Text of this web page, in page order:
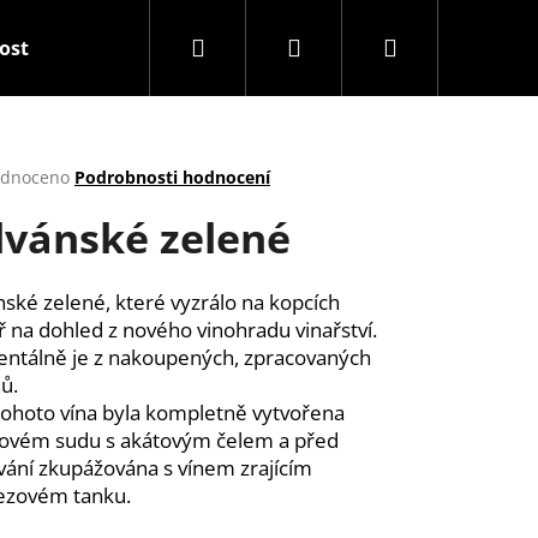
Snack & Drink
Hledat PřihlášeníNákupní
Podrobnosti hodnocení
zelené
zelené, které vyzrálo na kopcích
na dohled z nového vinohradu vinařství.
je z nakoupených, zpracovaných
vína byla kompletně vytvořena
sudu s akátovým čelem a před
zkupážována s vínem zrajícím
tanku.
Následující